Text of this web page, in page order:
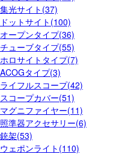
集光サイト(37)
ドットサイト(100)
オープンタイプ(36)
チューブタイプ(55)
ホロサイトタイプ(7)
ACOGタイプ(3)
ライフルスコープ(42)
スコープカバー(51)
マグニファイヤー(11)
照準器アクセサリー(6)
銃架(53)
ウェポンライト(110)